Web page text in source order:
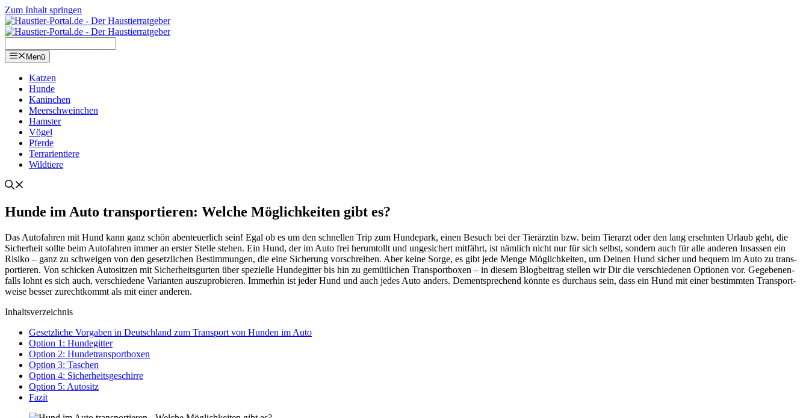
Zum Inhalt springen
Menü
Kat­zen
Hun­de
Kanin­chen
Meer­schwein­chen
Hams­ter
Vögel
Pfer­de
Ter­ra­ri­en­tie­re
Wild­tie­re
Hun­de im Auto trans­por­tie­ren: Wel­che Mög­lich­kei­ten gibt es?
Das Auto­fah­ren mit Hund kann ganz schön aben­teu­er­lich sein! Egal ob es um den schnel­len Trip zum Hun­de­park, einen Besuch bei der Tier­ärz­tin bzw. beim Tier­arzt oder den lang ersehn­ten Urlaub geht, die
Sicher­heit soll­te beim Auto­fah­ren immer an ers­ter Stel­le ste­hen. Ein Hund, der im Auto frei her­um­tollt und unge­si­chert mit­fährt, ist näm­lich nicht nur für sich selbst, son­dern auch für alle ande­ren Insas­sen ein
Risi­ko – ganz zu schwei­gen von den gesetz­li­chen Bestim­mun­gen, die eine Siche­rung vor­schrei­ben. Aber kei­ne Sor­ge, es gibt jede Men­ge Mög­lich­kei­ten, um Dei­nen Hund sicher und bequem im Auto zu trans­
por­tie­ren. Von schi­cken Auto­sit­zen mit Sicher­heits­gur­ten über spe­zi­el­le Hun­de­git­ter bis hin zu gemüt­li­chen Trans­port­bo­xen – in die­sem Blog­bei­trag stel­len wir Dir die ver­schie­de­nen Optio­nen vor. Gege­be­nen­
falls lohnt es sich auch, ver­schie­de­ne Vari­an­ten aus­zu­pro­bie­ren. Immer­hin ist jeder Hund und auch jedes Auto anders. Dem­entspre­chend könn­te es durch­aus sein, dass ein Hund mit einer bestimm­ten Trans­port­
wei­se bes­ser zurecht­kommt als mit einer ande­ren.
Inhalts­ver­zeich­nis
Gesetz­li­che Vor­ga­ben in Deutsch­land zum Trans­port von Hun­den im Auto
Opti­on 1: Hun­de­git­ter
Opti­on 2: Hun­de­trans­port­bo­xen
Opti­on 3: Taschen
Opti­on 4: Sicher­heits­ge­schir­re
Opti­on 5: Auto­sitz
Fazit